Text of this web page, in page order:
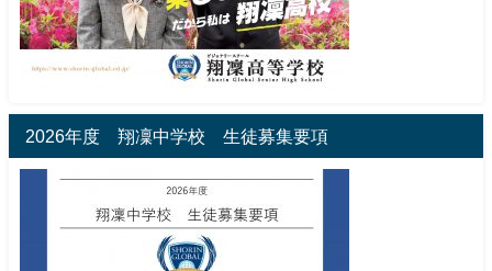
2026年度 翔凜中学校 生徒募集要項